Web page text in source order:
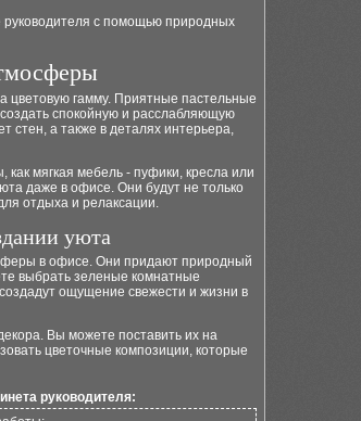
руководителя с помощью природных
цветовую гамму. Приятные пастельные
спокойную и расслабляющую
стен, а также в деталях интерьера,
мягкая мебель - пуфики, кресла или
даже в офисе. Они будут не только
отдыха и релаксации.
уюта
в офисе. Они придают природный
выбрать зеленые комнатные
ощущение свежести и жизни в
Вы можете поставить их на
цветочные композиции, которые
руководителя: